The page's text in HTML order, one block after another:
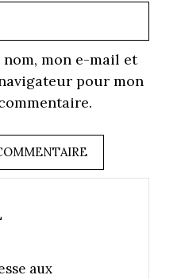
mon e-mail et
pour mon
aux